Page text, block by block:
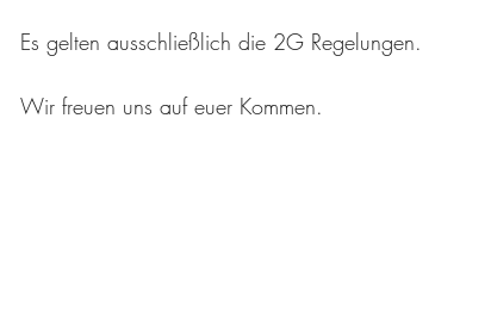
Es gelten ausschließlich die 2G Regelungen.
Wir freuen uns auf euer Kommen.